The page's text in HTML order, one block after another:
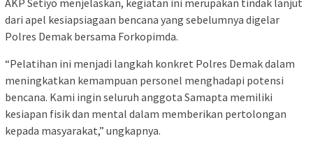
AKP Setiyo menjelaskan, kegiatan ini merupakan tindak lanjut
dari apel kesiapsiagaan bencana yang sebelumnya digelar
Polres Demak bersama Forkopimda.
“Pelatihan ini menjadi langkah konkret Polres Demak dalam
meningkatkan kemampuan personel menghadapi potensi
bencana. Kami ingin seluruh anggota Samapta memiliki
kesiapan fisik dan mental dalam memberikan pertolongan
kepada masyarakat,” ungkapnya.